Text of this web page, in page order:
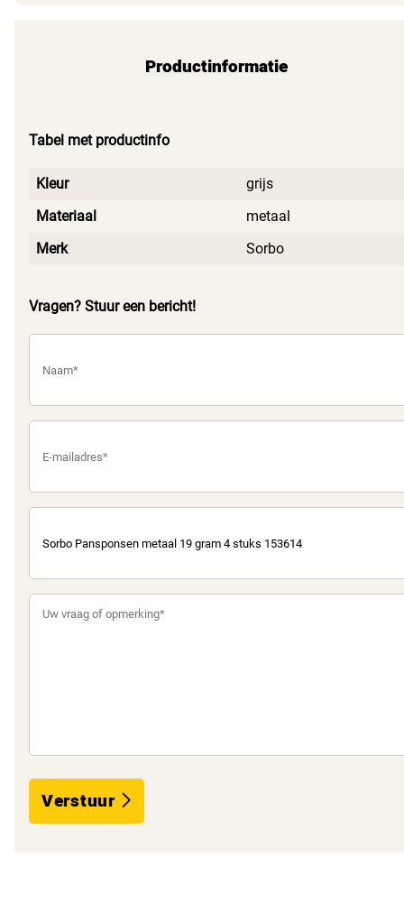
Productinformatie
Tabel met productinfo
Kleur
grijs
Materiaal
metaal
Merk
Sorbo
Vragen? Stuur een bericht!
Verstuur